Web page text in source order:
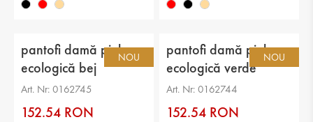
NOU
pantofi damă piele
ecologică bej
Art. Nr: 0162745
152.54 RON
NOU
pantofi damă piele
ecologică verde
Art. Nr: 0162744
152.54 RON